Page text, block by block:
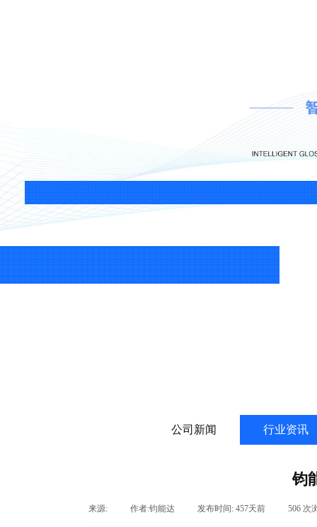
公司新闻 行业资讯
钧
来源: 作者:钧能达 发布时间: 457天前 506 次